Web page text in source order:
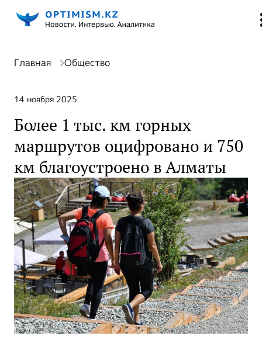
Главная Общество
14 ноября 2025
Более 1 тыс. км горных
маршрутов оцифровано и 750
км благоустроено в Алматы